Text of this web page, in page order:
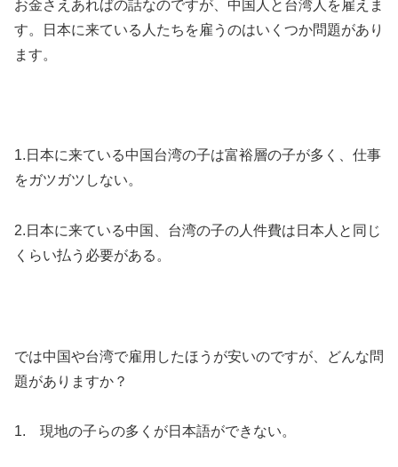
お金さえあればの話なのですが、中国人と台湾人を雇えま
す。日本に来ている人たちを雇うのはいくつか問題があり
ます。
1.日本に来ている中国台湾の子は富裕層の子が多く、仕事
をガツガツしない。
2.日本に来ている中国、台湾の子の人件費は日本人と同じ
くらい払う必要がある。
では中国や台湾で雇用したほうが安いのですが、どんな問
題がありますか？
1. 現地の子らの多くが日本語ができない。